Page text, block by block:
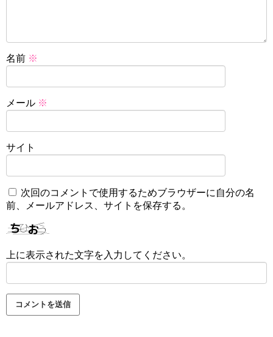
名前 ※
メール ※
サイト
次回のコメントで使用するためブラウザーに自分の名
前、メールアドレス、サイトを保存する。
上に表示された文字を入力してください。